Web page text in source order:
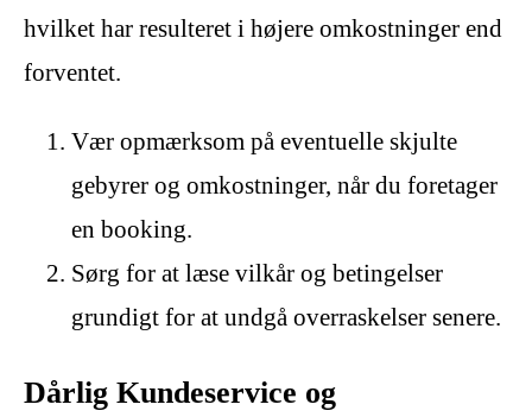
hvilket har resulteret i højere omkostninger end
forventet.
Vær opmærksom på eventuelle skjulte
gebyrer og omkostninger, når du foretager
en booking.
Sørg for at læse vilkår og betingelser
grundigt for at undgå overraskelser senere.
Dårlig Kundeservice og